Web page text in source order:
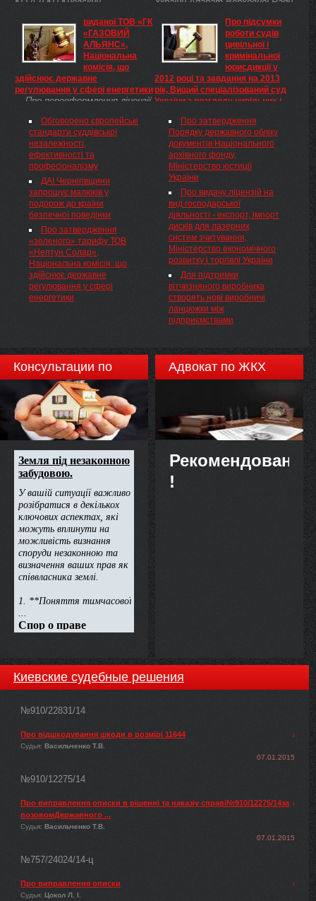
рекламы на транспорте.
виданої ТОВ «ГК
«ГАЗОВИЙ
АЛЬЯНС»,
Національна
комісія, що
здійснює державне
регулювання у сфері енергетики
Про переоформлення ліцензії
за нерегульованим тарифом,
виданої ТОВ «ГК «ГАЗОВИЙ
АЛЬЯНС» Відповідно до Закону
України «Про ліцензування
певних видів господарської
діяльності»( 1775-14 ), Указу
Президента України від
23.11.2011 № 1059( 1059/2011 )
«Про Національну комісію, що
здійснює державне
регулювання у сфері
енергетики» та постанови
Кабінету Міністрів України від
14.11.2000 № 1698( 1698-2000-п
) «Про затвердження переліку
органів ліцензування»
Національна комісія, що
Обговорено європейські
стандарти суддівської
незалежності,
ефективності та
професіоналізму
ДАІ Чернігівщини
запрошує малюків у
подорож до країни
безпечної поведінки
Про затвердження
«зеленого» тарифу ТОВ
«Нептун Солар»,
Національна комісія, що
здійснює державне
регулювання у сфері
енергетики
Міністрів України Державна
служба України з надзвичайних
ситуацій Посольство України в
Російській Федерації
Про підсумки
роботи судів
цивільної і
кримінальної
юрисдикції у
2012 році та завдання на 2013
рік, Вищий спеціалізований суд
України з розгляду цивільних і
Про підсумки роботи судів
цивільної і кримінальної
юрисдикції у 2012 році та
завдання на 2013 рік
Заслухавши та обговоривши
інформацію виконуючого
обов'язки Голови Вищого
спеціалізованого суду України з
розгляду цивільних і
кримінальних справ Міщенка С.
М., заступника Голови Вищого
спеціалізованого суду України з
розгляду цивільних і
кримінальних справ Гвоздика П.
О. про підсумки роботи судів з
розгляду цивільних,
кримінальних справ та справ
про адміністративні
правопорушення у 2012 році та
України з розгляду цивільних і
кримінальних справ відзначає,
правосуддя виконувалась на
належному рівні.
Про затвердження
Порядку державного обліку
документів Національного
архівного фонду,
Міністерство юстиції
України
Про видачу ліцензій на
вид господарської
діяльності - експорт, імпорт
дисків для лазерних
систем зчитування,
Міністерство економічного
розвитку і торгівлі України
Для підтримки
вітчизняного виробника
створять нові виробничі
ланцюжки між
підприємствами
Консультации по
недвижимости
Адвокат по ЖКХ
Рекомендовано
!
Киевские судебные решения
№910/22831/14
Про відшкодування шкоди в розмірі 11644
Судья: Васильченко Т.В.
07.01.2015
№910/12275/14
Про виправлення описки в рішенні та наказіу справі№910/12275/14за
позовомДержавного ...
Судья: Васильченко Т.В.
07.01.2015
№757/24024/14-ц
Про виправлення описки
Судья: Цокол Л. І.